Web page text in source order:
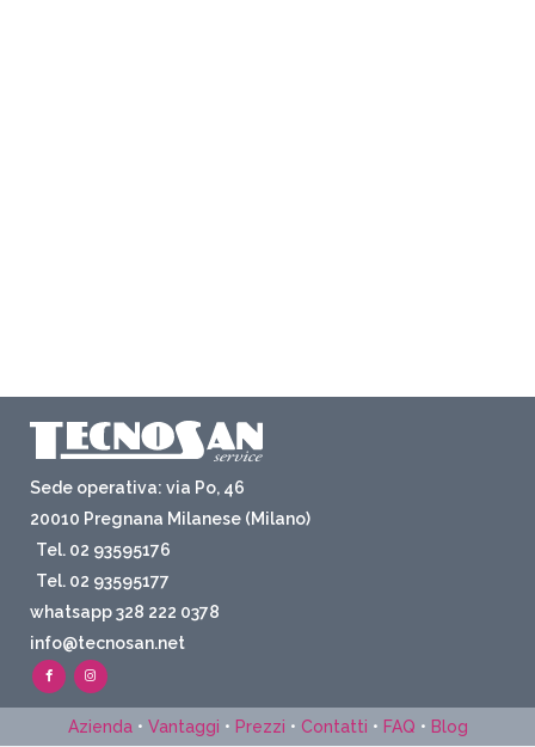
Sede operativa: via Po, 46
20010 Pregnana Milanese (Milano)
Tel. 02 93595176
Tel. 02 93595177
whatsapp 328 222 0378
info@tecnosan.net
Azienda• Vantaggi • Prezzi • Contatti • FAQ • Blog